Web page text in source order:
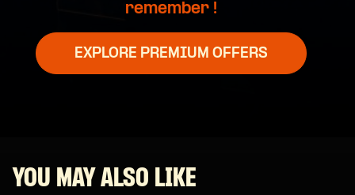
remember !
EXPLORE PREMIUM OFFERS
YOU MAY ALSO LIKE